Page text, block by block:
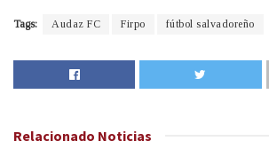
Tags: Audaz FC Firpo fútbol salvadoreño
Relacionado Noticias